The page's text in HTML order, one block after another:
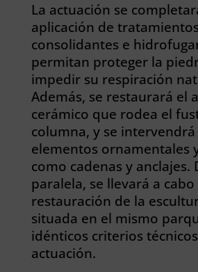
La actuación se
aplicación de tratamientos
consolidantes e
permitan proteger la
impedir su respiración
Además, se restaurará el
cerámico que rodea el
columna, y se
elementos ornamentales
como cadenas y anclajes.
paralela, se llevará a cabo
restauración de la
situada en el mismo
idénticos criterios
actuación.